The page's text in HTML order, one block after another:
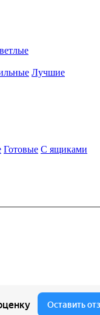
Лучшие
Готовые С ящиками